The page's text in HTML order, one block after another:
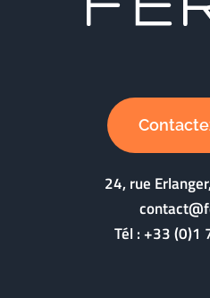
24, rue
Tél :+33 (0)1